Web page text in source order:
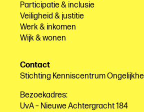
Participatie & inclusie
Veiligheid & justitie
Werk & inkomen
Wijk & wonen
Contact
Stichting Kenniscentrum
Bezoekadres:
UvA – Nieuwe Achtergracht 184